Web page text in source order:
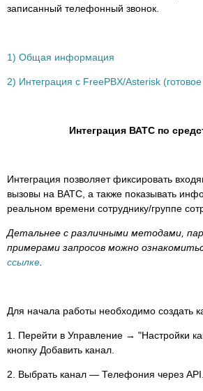
записанный телефонный звонок.
1) Общая информация
2) Интеграция с FreePBX/Asterisk
Интеграция ВАТС по
Интеграция позволяет фиксировать
вызовы на ВАТС, а также показывать
реальном времени сотруднику/группе
Детальнее с различными методами,
примерами запросов можно
ссылке
Для начала работы необходимо создать
1. Перейти в Управление → "Настройки
кнопку Добавить канал.
2. Выбрать канал — Телефония через API.